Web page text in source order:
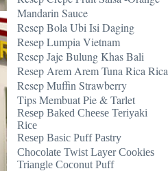
Mandarin Sauce
Resep Bola Ubi Isi Daging
Resep Lumpia Vietnam
Resep Jaje Bulung Khas Bali
Resep Arem Arem Tuna Rica Rica
Resep Muffin Strawberry
Tips Membuat Pie & Tarlet
Resep Baked Cheese Teriyaki
Rice
Resep Basic Puff Pastry
Chocolate Twist Layer Cookies
Triangle Coconut Puff